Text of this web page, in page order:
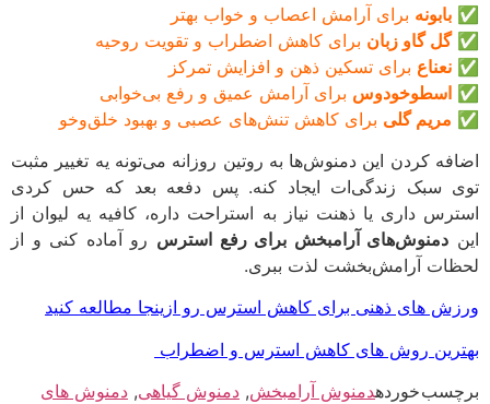
بابونهبرای آرامش اعصاب و خواب بهتر
گل گاو زبان برای کاهش اضطراب و تقویت روحیه
نعناعبرای تسکین ذهن و افزایش تمرکز
اسطوخودوسبرای آرامش عمیق و رفع بی‌خوابی
مریم گلی برای کاهش تنش‌های عصبی و بهبود خلق‌وخو
کردن این دمنوش‌ها به روتین روزانه می‌تونه یه تغییر مثبت
سبک زندگی‌ات ایجاد کنه. پس دفعه بعد که حس کردی
داری یا ذهنت نیاز به استراحت داره، کافیه یه لیوان از
دمنوش‌های آرامبخش برای رفع استرسرو آماده کنی و از
آرامش‌بخشت لذت ببری.
های ذهنی برای کاهش استرس رو ازینجا مطالعه کنید
روش های کاهش استرس و اضطراب
خوردهدمنوش آرامبخش,دمنوش گیاهی,دمنوش های